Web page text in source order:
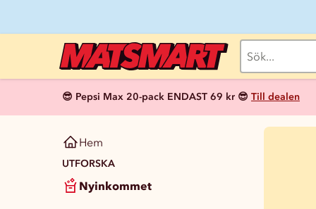
😎 Pepsi Max 20-pack ENDAST 69 kr 😎 Till dealen
Hem
UTFORSKA
Nyinkommet